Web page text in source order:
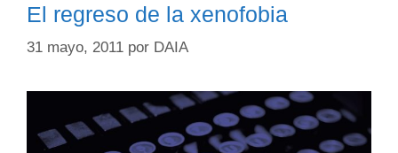
El regreso de la xenofobia
31 mayo, 2011 por DAIA